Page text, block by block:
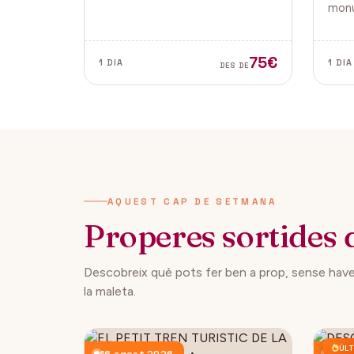
del Nadal.
1 DIA DES DE75€ 1 DIA
AQUEST CAP DE SETMANA
Properes sortides
Descobreix què pots fer ben a prop, sense
la maleta.